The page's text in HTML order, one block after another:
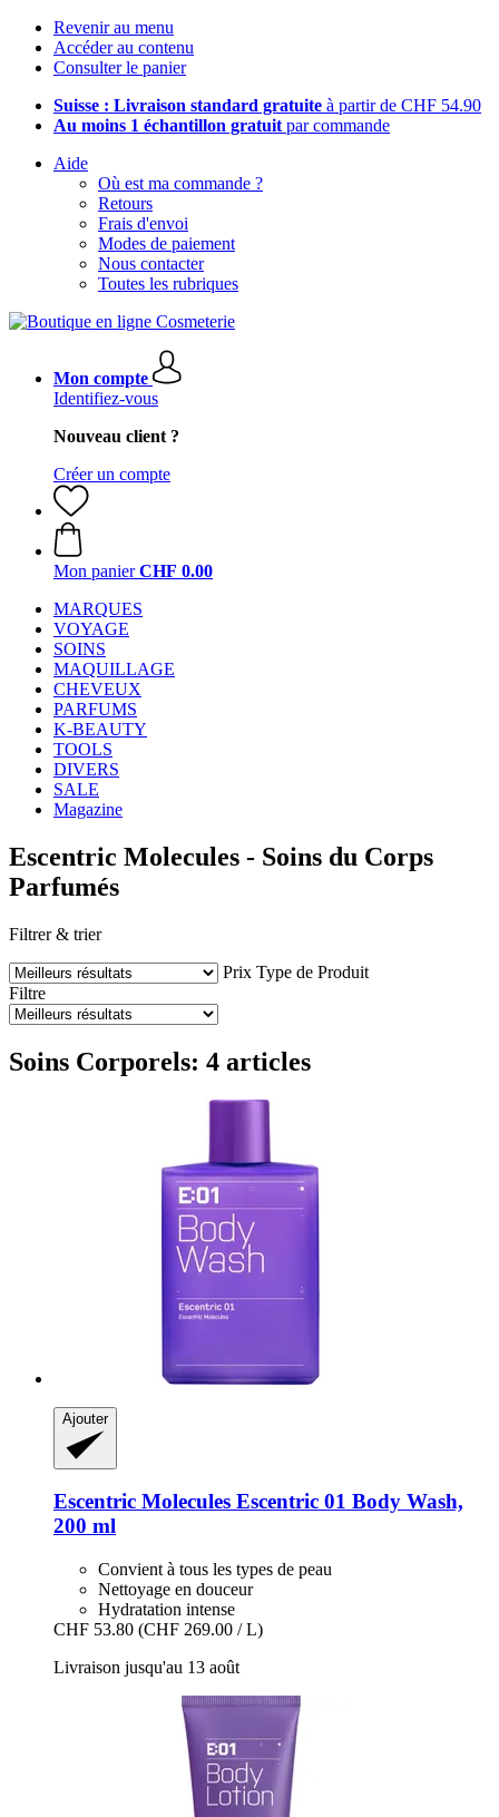
Revenir au menu
Accéder au contenu
Consulter le panier
Suisse : Livraison standard gratuite à partir de CHF 54.90
Au moins 1 échantillon gratuit par commande
Aide
Où est ma commande ?
Retours
Frais d'envoi
Modes de paiement
Nous contacter
Toutes les rubriques
Mon compte
Identifiez-vous
Nouveau client ?
Créer un compte
Mon panier CHF 0.00
MARQUES
VOYAGE
SOINS
MAQUILLAGE
CHEVEUX
PARFUMS
K-BEAUTY
TOOLS
DIVERS
SALE
Magazine
Escentric Molecules - Soins du Corps
Parfumés
Filtrer & trier
Prix Type de Produit
Filtre
Soins Corporels: 4 articles
Ajouter
Escentric Molecules Escentric 01 Body Wash,
200 ml
Convient à tous les types de peau
Nettoyage en douceur
Hydratation intense
CHF 53.80 (CHF 269.00 / L)
Livraison jusqu'au 13 août